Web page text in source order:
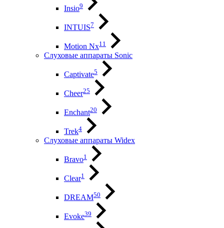
Insio9
INTUIS7
Motion Nx11
Слуховые аппараты Sonic
Captivate5
Cheer25
Enchant20
Trek4
Слуховые аппараты Widex
Bravo1
Clear1
DREAM50
Evoke39